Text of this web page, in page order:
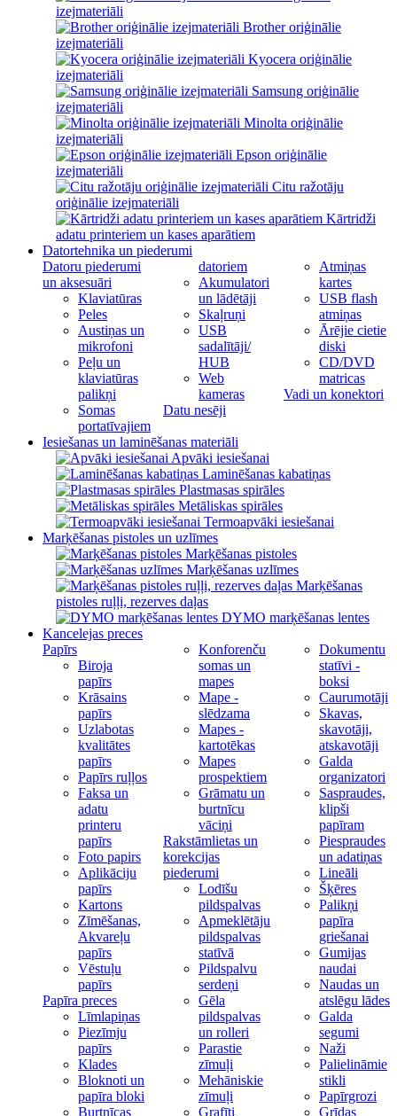
izejmateriāli
Brother oriģinālie
izejmateriāli
Kyocera oriģinālie
izejmateriāli
Samsung oriģinālie
izejmateriāli
Minolta oriģinālie
izejmateriāli
Epson oriģinālie
izejmateriāli
Citu ražotāju
oriģinālie izejmateriāli
Kārtridži
adatu printeriem un kases aparātiem
Datortehnika un piederumi
Datoru piederumi
un aksesuāri
Klaviatūras
Peles
Austiņas un
mikrofoni
Peļu un
klaviatūras
palikņi
Somas
portatīvajiem
datoriem
Akumulatori
un lādētāji
Skaļruņi
USB
sadalītāji/
HUB
Web
kameras
Datu nesēji
Atmiņas
kartes
USB flash
atmiņas
Ārējie cietie
diski
CD/DVD
matricas
Vadi un konektori
Iesiešanas un laminēšanas materiāli
Apvāki iesiešanai
Laminēšanas kabatiņas
Plastmasas spirāles
Metāliskas spirāles
Termoapvāki iesiešanai
Marķēšanas pistoles un uzlīmes
Marķēšanas pistoles
Marķēšanas uzlīmes
Marķēšanas
pistoles ruļļi, rezerves daļas
DYMO marķēšanas lentes
Kancelejas preces
Papīrs
Biroja
papīrs
Krāsains
papīrs
Uzlabotas
kvalitātes
papīrs
Papīrs ruļļos
Faksa un
adatu
printeru
papīrs
Foto papirs
Aplikāciju
papīrs
Kartons
Zīmēšanas,
Akvareļu
papīrs
Vēstuļu
papīrs
Papīra preces
Līmlapiņas
Piezīmju
papīrs
Klades
Bloknoti un
papīra bloki
Burtnīcas
Konforenču
somas un
mapes
Mape -
slēdzama
Mapes -
kartotēkas
Mapes
prospektiem
Grāmatu un
burtnīcu
vāciņi
Rakstāmlietas un
korekcijas
piederumi
Lodīšu
pildspalvas
Apmeklētāju
pildspalvas
statīvā
Pildspalvu
serdeņi
Gēla
pildspalvas
un rolleri
Parastie
zīmuļi
Mehāniskie
zīmuļi
Grafīti
Dokumentu
statīvi -
boksi
Caurumotāji
Skavas,
skavotāji,
atskavotāji
Galda
organizatori
Saspraudes,
klipši
papīram
Piespraudes
un adatiņas
Lineāli
Šķēres
Palikņi
papīra
griešanai
Gumijas
naudai
Naudas un
atslēgu lādes
Galda
segumi
Naži
Palielināmie
stikli
Papīrgrozi
Grīdas